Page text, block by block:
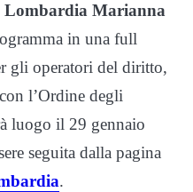
Lombardia Marianna
in una full
gli operatori del diritto,
l’Ordine degli
luogo il 29 gennaio
seguita dalla pagina
.